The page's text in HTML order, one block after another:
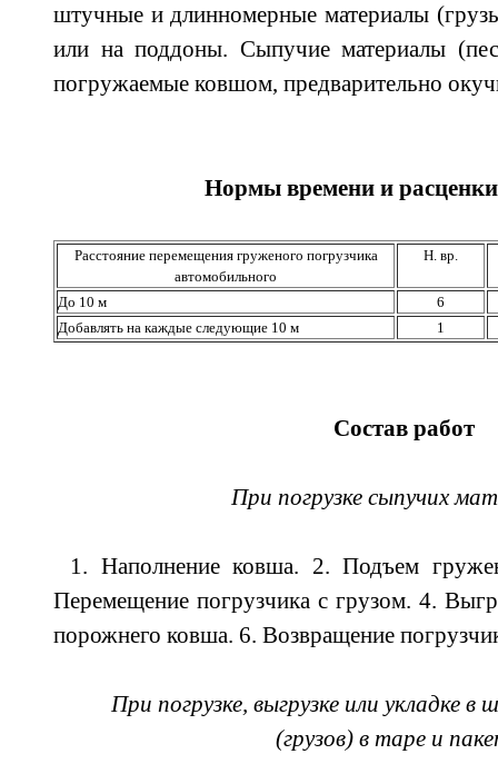
штучные и длинномерные материалы
или на поддоны. Сыпучие материалы
погружаемые ковшом, предварительно
Нормы времени и
Расстояние перемещения груженого погрузчика
автомобильного
Н. вр.
До 10 м
6
Добавлять на каждые следующие 10 м
1
Состав работ
При погрузке сыпучих
1. Наполнение ковша. 2. Подъем
Перемещение погрузчика с грузом. 4.
порожнего ковша. 6. Возвращение
При погрузке, выгрузке или укладке
(грузов) в таре и